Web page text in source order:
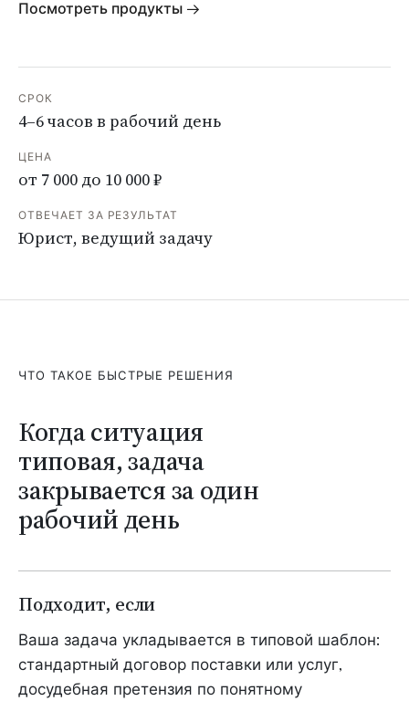
Посмотреть продукты →
СРОК
4–6 часов в рабочий день
ЦЕНА
от 7 000 до 10 000 ₽
ОТВЕЧАЕТ ЗА РЕЗУЛЬТАТ
Юрист, ведущий задачу
ЧТО ТАКОЕ БЫСТРЫЕ РЕШЕНИЯ
Когда ситуация
типовая, задача
закрывается за один
рабочий день
Подходит, если
Ваша задача укладывается в типовой шаблон:
стандартный договор поставки или услуг,
досудебная претензия по понятному